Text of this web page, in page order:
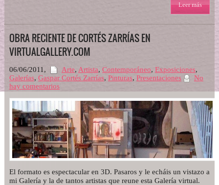
Leer más
OBRA RECIENTE DE CORTÉS ZARRÍAS EN
VIRTUALGALLERY.COM
06/06/2011 , Arte, Artista, Contemporáneo, Exposiciones,
Galerías, Gaspar Cortés Zarrías, Pinturas, Presentaciones
No
hay comentarios
El formato es espectacular en 3D. Pasaros y le echáis un vistazo a
mi Galería y la de tantos artistas que reune esta Galería virtual.